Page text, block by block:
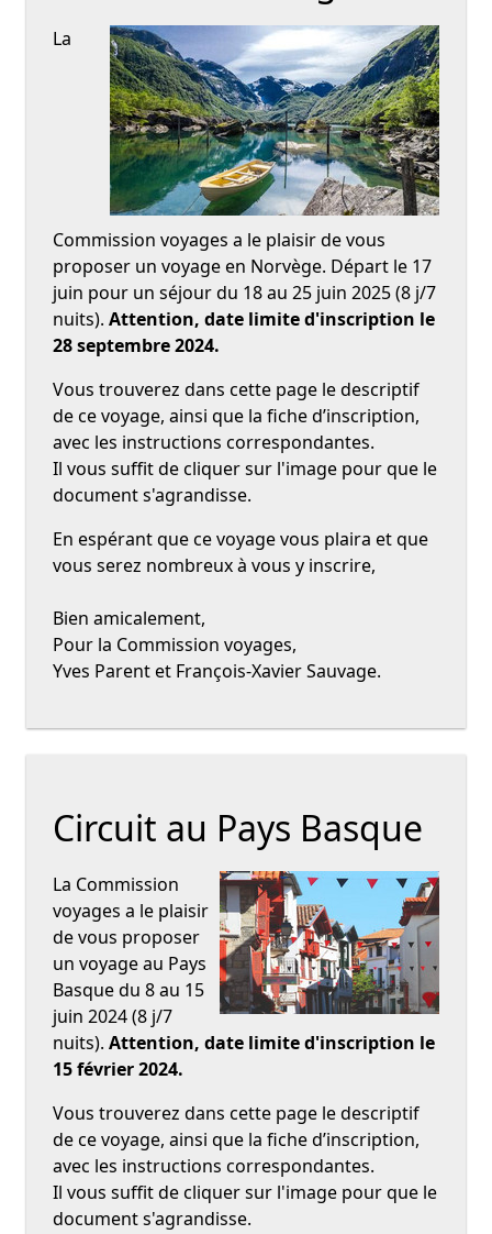
La
Commission voyages a le plaisir de vous
proposer un voyage en Norvège. Départ le 17
juin pour un séjour du 18 au 25 juin 2025 (8 j/7
nuits). Attention, date limite d'inscription le
28 septembre 2024.
Vous trouverez dans cette page le descriptif
de ce voyage, ainsi que la fiche d’inscription,
avec les instructions correspondantes.
Il vous suffit de cliquer sur l'image pour que le
document s'agrandisse.
En espérant que ce voyage vous plaira et que
vous serez nombreux à vous y inscrire,
Bien amicalement,
Pour la Commission voyages,
Yves Parent et François-Xavier Sauvage.
Circuit au Pays Basque
La Commission
voyages a le plaisir
de vous proposer
un voyage au Pays
Basque du 8 au 15
juin 2024 (8 j/7
nuits). Attention, date limite d'inscription le
15 février 2024.
Vous trouverez dans cette page le descriptif
de ce voyage, ainsi que la fiche d’inscription,
avec les instructions correspondantes.
Il vous suffit de cliquer sur l'image pour que le
document s'agrandisse.